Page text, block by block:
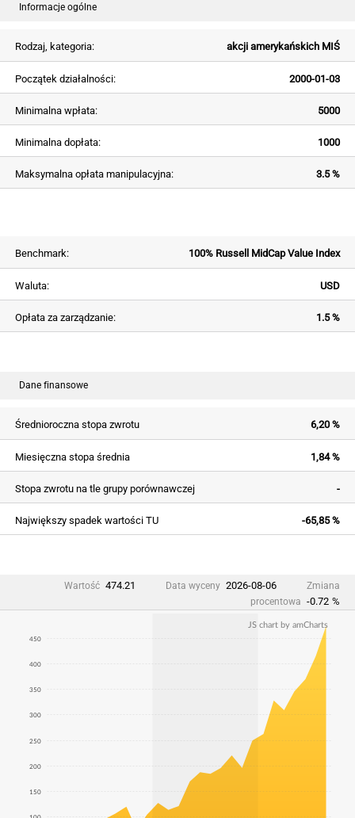
Informacje ogólne
Rodzaj, kategoria: akcji amerykańskich MIŚ
Początek działalności: 2000-01-03
Minimalna wpłata: 5000
Minimalna dopłata: 1000
Maksymalna opłata manipulacyjna: 3.5 %
Benchmark: 100% Russell MidCap Value Index
Waluta: USD
Opłata za zarządzanie: 1.5 %
Dane finansowe
Średnioroczna stopa zwrotu 6,20 %
Miesięczna stopa średnia 1,84 %
Stopa zwrotu na tle grupy porównawczej -
Największy spadek wartości TU -65,85 %
Wartość 474.21 Data wyceny 2026-08-06
Zmiana
procentowa -0.72 %
150
200
250
300
350
400
450
JS chart by amCharts